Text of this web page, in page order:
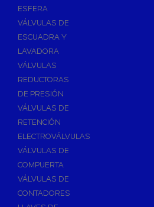
ESFERA
VÁLVULAS DE
ESCUADRA Y
LAVADORA
VÁLVULAS
REDUCTORAS
DE PRESIÓN
VÁLVULAS DE
RETENCIÓN
ELECTROVÁLVULAS
VÁLVULAS DE
COMPUERTA
VÁLVULAS DE
CONTADORES